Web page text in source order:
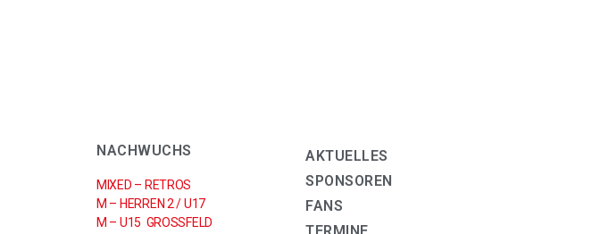
NACHWUCHS
MIXED – RETROS
M – HERREN 2 / U17
M – U15 GROSSFELD
AKTUELLES
SPONSOREN
FANS